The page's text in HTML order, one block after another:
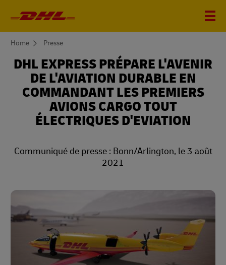
You
Home Presse
DHL EXPRESS PRÉPARE L'AVENIR
DE L'AVIATION DURABLE EN
COMMANDANT LES PREMIERS
AVIONS CARGO TOUT
ÉLECTRIQUES D'EVIATION
Communiqué de presse : Bonn/Arlington, le 3 août
2021